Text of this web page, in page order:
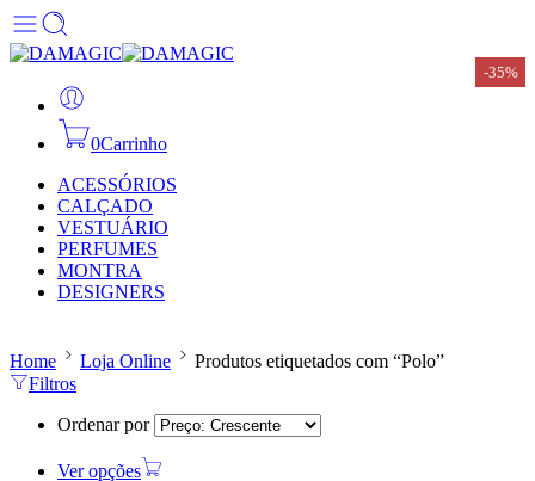
0Carrinho
ACESSÓRIOS
CALÇADO
VESTUÁRIO
PERFUMES
MONTRA
DESIGNERS
Home Loja Online
Produtos etiquetados com “Polo”
Filtros
Ordenar por
-35%
Ver opções
-35%